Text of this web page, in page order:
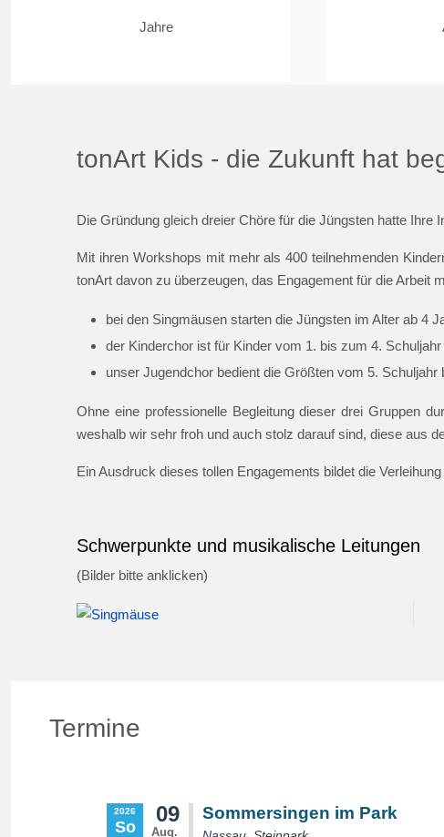
Jahre
tonArt Kids - die Zukunft hat
Die Gründung gleich dreier Chöre für die Jüngsten hatte
Mit ihren Workshops mit mehr als 400 teilnehmenden
tonArt davon zu überzeugen, das Engagement für die Arbeit
bei den Singmäusen starten die Jüngsten im Alter ab 4
der Kinderchor ist für Kinder vom 1. bis zum 4.
unser Jugendchor bedient die Größten vom 5. Schuljahr
Ohne eine professionelle Begleitung dieser drei Gruppen
weshalb wir sehr froh und auch stolz darauf sind, diese aus
Ein Ausdruck dieses tollen Engagements bildet die Verleihung
Schwerpunkte und musikalische Leitungen
(Bilder bitte anklicken)
Termine